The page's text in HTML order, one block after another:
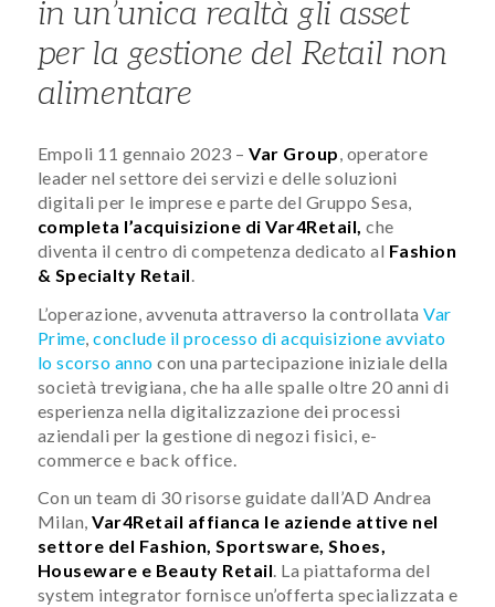
in un’unica realtà gli asset
per la gestione del Retail non
alimentare
Empoli 11 gennaio 2023 –Var Group, operatore
leader nel settore dei servizi e delle soluzioni
digitali per le imprese e parte del Gruppo Sesa,
completa l’acquisizione di Var4Retail, che
diventa il centro di competenza dedicato al Fashion
& Specialty Retail.
L’operazione, avvenuta attraverso la controllataVar
Prime ,conclude il processo di acquisizione avviato
lo scorso anno con una partecipazione iniziale della
società trevigiana, che ha alle spalle oltre 20 anni di
esperienza nella digitalizzazione dei processi
aziendali per la gestione di negozi fisici, e-
commerce e back office.
Con un team di 30 risorse guidate dall’AD Andrea
Milan,Var4Retail affianca le aziende attive nel
settore del Fashion, Sportsware, Shoes,
Houseware e Beauty Retail. La piattaforma del
system integrator fornisce un’offerta specializzata e